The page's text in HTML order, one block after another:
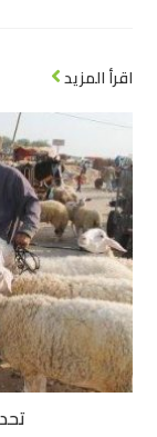
اقرأ المزيد